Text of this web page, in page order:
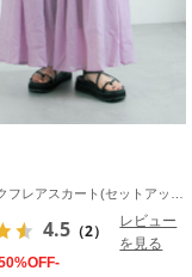
4.5 （2）
レビュー
を見る